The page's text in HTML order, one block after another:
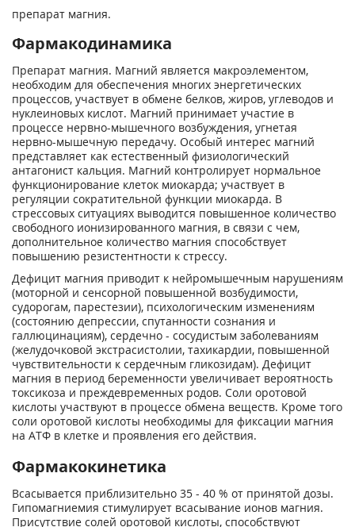
препарат магния.
Фармакодинамика
Препарат магния. Магний является макроэлементом,
необходим для обеспечения многих энергетических
процессов, участвует в обмене белков, жиров, углеводов и
нуклеиновых кислот. Магний принимает участие в
процессе нервно-мышечного возбуждения, угнетая
нервно-мышечную передачу. Особый интерес магний
представляет как естественный физиологический
антагонист кальция. Магний контролирует нормальное
функциониро­вание клеток миокарда; участвует в
регуляции сократительной функции миокарда. В
стрессовых ситуациях выводится повышенное количество
свободного ионизированного магния, в связи с чем,
дополнительное количество магния способствует
повышению резистентности к стрессу.
Дефицит магния приводит к нейромышечным нарушениям
(моторной и сенсорной повышенной возбудимости,
судорогам, парестезии), психологическим изменениям
(состоянию депрессии, спутанности сознания и
галлюцинациям), сердечно - сосудистым заболеваниям
(желудочковой экстрасистолии, тахикардии, повышенной
чувствительности к сердечным гликозидам). Дефицит
магния в период беременности увеличивает вероятность
токсикоза и преждевременных родов. Соли оротовой
кислоты участвуют в процессе обмена веществ. Кроме того
соли оротовой кислоты необходимы для фиксации магния
на АТФ в клетке и проявления его действия.
Фармакокинетика
Всасывается приблизительно 35 - 40 % от принятой дозы.
Гипомагниемия стимулирует всасывание ионов магния.
Присутствие солей оротовой кислоты, способствуют